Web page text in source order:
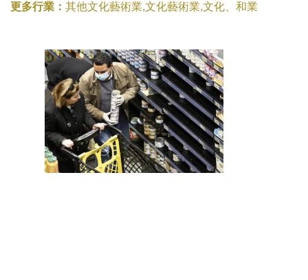
更多行業： 其他文化藝術業,文化藝術業,文化、和業